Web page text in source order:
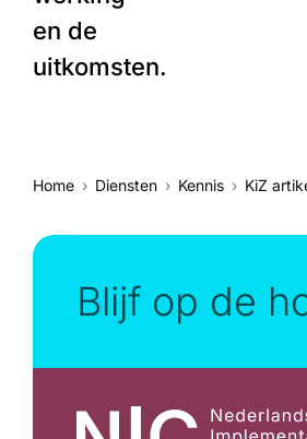
en de
uitkomsten.
Home Diensten Kennis KiZ
Blijf op de